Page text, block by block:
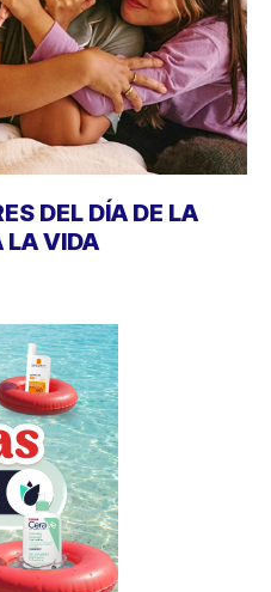
DEL DÍA DE LA
LA VIDA